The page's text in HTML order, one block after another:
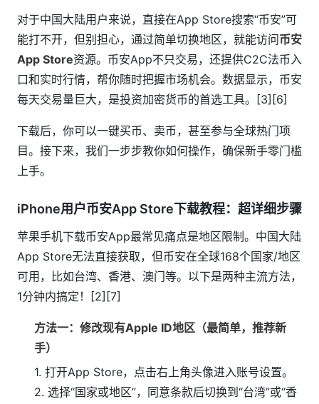
对于中国大陆用户来说，直接在App Store搜索“币安”可
能打不开，但别担心，通过简单切换地区，就能访问币安
App Store资源。币安App不只交易，还提供C2C法币入
口和实时行情，帮你随时把握市场机会。数据显示，币安
每天交易量巨大，是投资加密货币的首选工具。[3][6]
下载后，你可以一键买币、卖币，甚至参与全球热门项
目。接下来，我们一步步教你如何操作，确保新手零门槛
上手。
iPhone用户币安App Store下载教程：超详细步骤
苹果手机下载币安App最常见痛点是地区限制。中国大陆
App Store无法直接获取，但币安在全球168个国家/地区
可用，比如台湾、香港、澳门等。以下是两种主流方法，
1分钟内搞定！[2][7]
方法一：修改现有Apple ID地区（最简单，推荐新
手）
1. 打开App Store，点击右上角头像进入账号设置。
2. 选择“国家或地区”，同意条款后切换到“台湾”或“香